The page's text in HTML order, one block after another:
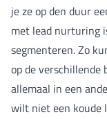
je ze op den duur
met lead nurturing
segmenteren. Zo
op de verschillende
allemaal in een
wilt niet een koude